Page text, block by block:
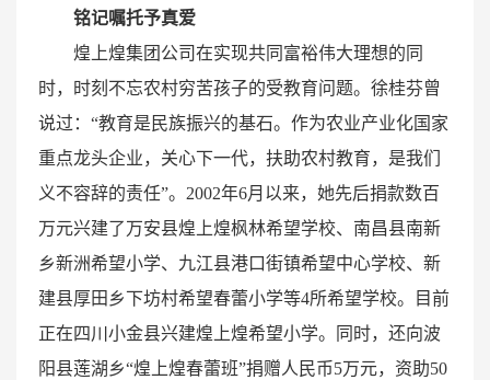
铭记嘱托予真爱
煌上煌集团公司在实现共同富裕伟大理想的同
时，时刻不忘农村穷苦孩子的受教育问题。徐桂芬曾
说过：“教育是民族振兴的基石。作为农业产业化国家
重点龙头企业，关心下一代，扶助农村教育，是我们
义不容辞的责任”。2002年6月以来，她先后捐款数百
万元兴建了万安县煌上煌枫林希望学校、南昌县南新
乡新洲希望小学、九江县港口街镇希望中心学校、新
建县厚田乡下坊村希望春蕾小学等4所希望学校。目前
正在四川小金县兴建煌上煌希望小学。同时，还向波
阳县莲湖乡“煌上煌春蕾班”捐赠人民币5万元，资助50